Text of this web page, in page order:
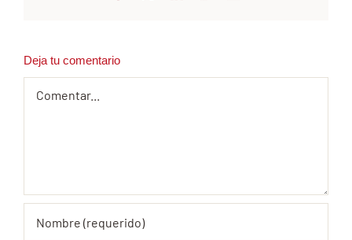
Deja tu comentario